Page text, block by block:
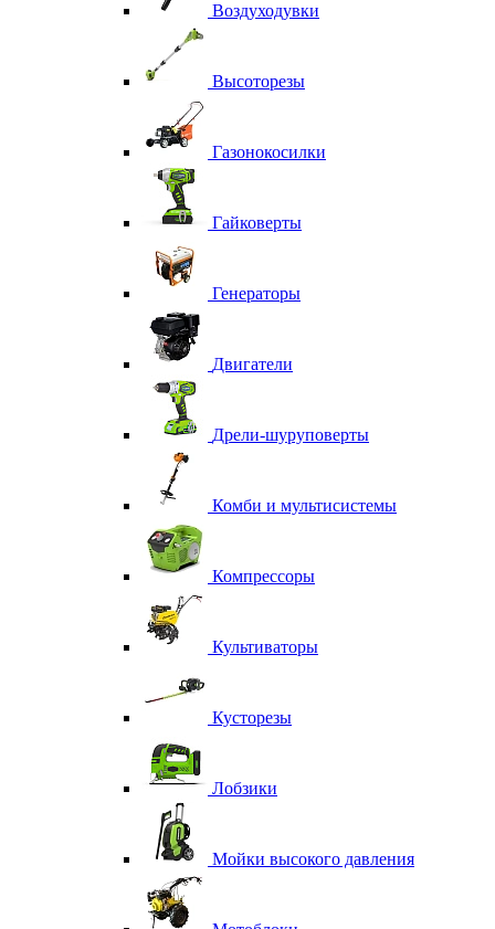
Воздуходувки
Высоторезы
Газонокосилки
Гайковерты
Генераторы
Двигатели
Дрели-шуруповерты
Комби и мультисистемы
Компрессоры
Культиваторы
Кусторезы
Лобзики
Мойки высокого давления